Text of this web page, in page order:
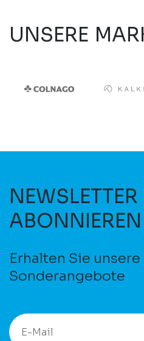
UNSERE
NEWSLETTER
ABONNIEREN
Erhalten Sie
Sonderangebote